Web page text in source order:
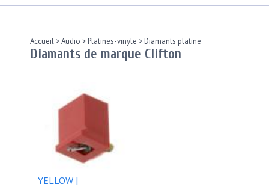
Accueil >Audio >Platines-vinyle >Diamants platine
Diamants de marque Clifton
YELLOW |